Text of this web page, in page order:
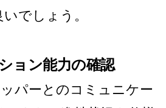
でしょう。
ョン能力の確認
パーとのコミュニケー